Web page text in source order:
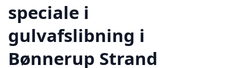
speciale i
gulvafslibning i
Bønnerup Strand